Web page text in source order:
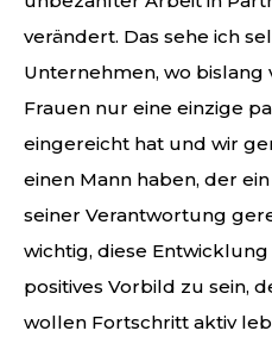
verändert. Das sehe ich
Unternehmen, wo bislang
Frauen nur eine einzige
eingereicht hat und wir
einen Mann haben, der
seiner Verantwortung
wichtig, diese
positives Vorbild zu sein,
wollen Fortschritt aktiv